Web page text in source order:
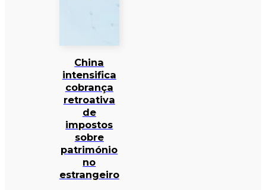
China
intensifica
cobrança
retroativa
de
impostos
sobre
património
no
estrangeiro